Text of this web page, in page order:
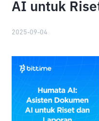
AI untuk
2025-09-04